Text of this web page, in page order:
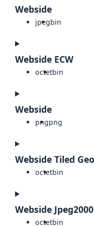
Webside
jpegbin
Webside ECW
octetbin
Webside
pngpng
Webside Tiled
octetbin
Webside Jpeg2000
octetbin